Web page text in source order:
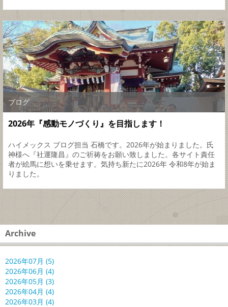
ブログ
2026年『感動モノづくり』を目指します！
ハイメックス ブログ担当 石橋です。2026年が始まりました。氏
神様へ『社運隆昌』のご祈祷をお願い致しました。各サイト責任
者が絵馬に想いを乗せます。気持ち新たに2026年 令和8年が始ま
りました。
Archive
2026年07月 (5)
2026年06月 (4)
2026年05月 (3)
2026年04月 (4)
2026年03月 (4)